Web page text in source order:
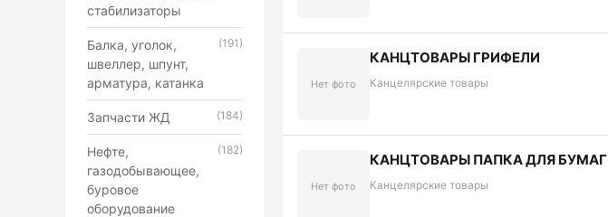
стабилизаторы
Балка, уголок,
швеллер, шпунт,
арматура, катанка
(191)
Запчасти ЖД (184)
Нефте,
газодобывающее,
буровое
оборудование
(182)
Нет фото
КАНЦТОВАРЫ ГРИФЕЛИ
Канцелярские товары
Нет фото
КАНЦТОВАРЫ ПАПКА ДЛЯ БУМАГ
Канцелярские товары